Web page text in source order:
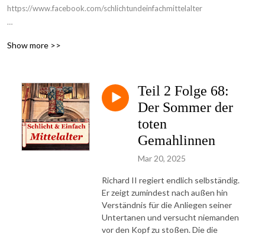
https://www.facebook.com/schlichtundeinfachmittelalter
Teil 1: England im Hochmittelalter
Das englische Mittelalter ist voller schillernder Persönlichkeiten.
Von den ersten Normannen bis zu den Tudors: ”Schlicht & Einfach
Mittelalter” erzählt ihre Geschichte, kurzweillig und verständlich.
Show more >>
Teil 2 Folge 68:
Der Sommer der
toten
Gemahlinnen
Mar 20, 2025
Richard II regiert endlich selbständig.
Er zeigt zumindest nach außen hin
Verständnis für die Anliegen seiner
Untertanen und versucht niemanden
vor den Kopf zu stoßen. Die die